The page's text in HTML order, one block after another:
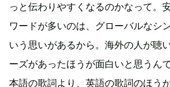
っと伝わりやすくなるのかなって。
ワードが多いのは、グローバルなシ
いう思いがあるから。海外の人が聴
ーズがあったほうが面白いと思うん
本語の歌詞より、英語の歌詞のほう